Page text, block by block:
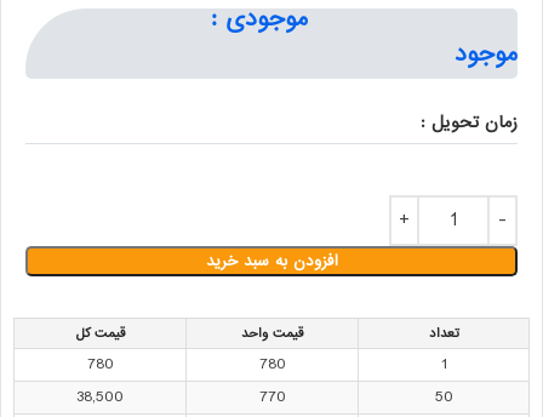
موجودی :
موجود
زمان تحویل :
افزودن به سبد خرید
تعداد قیمت واحد قیمت کل
1
780
780
50
770
38,500